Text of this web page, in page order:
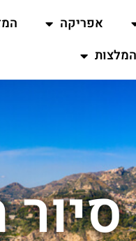
אפריקה
המלצות